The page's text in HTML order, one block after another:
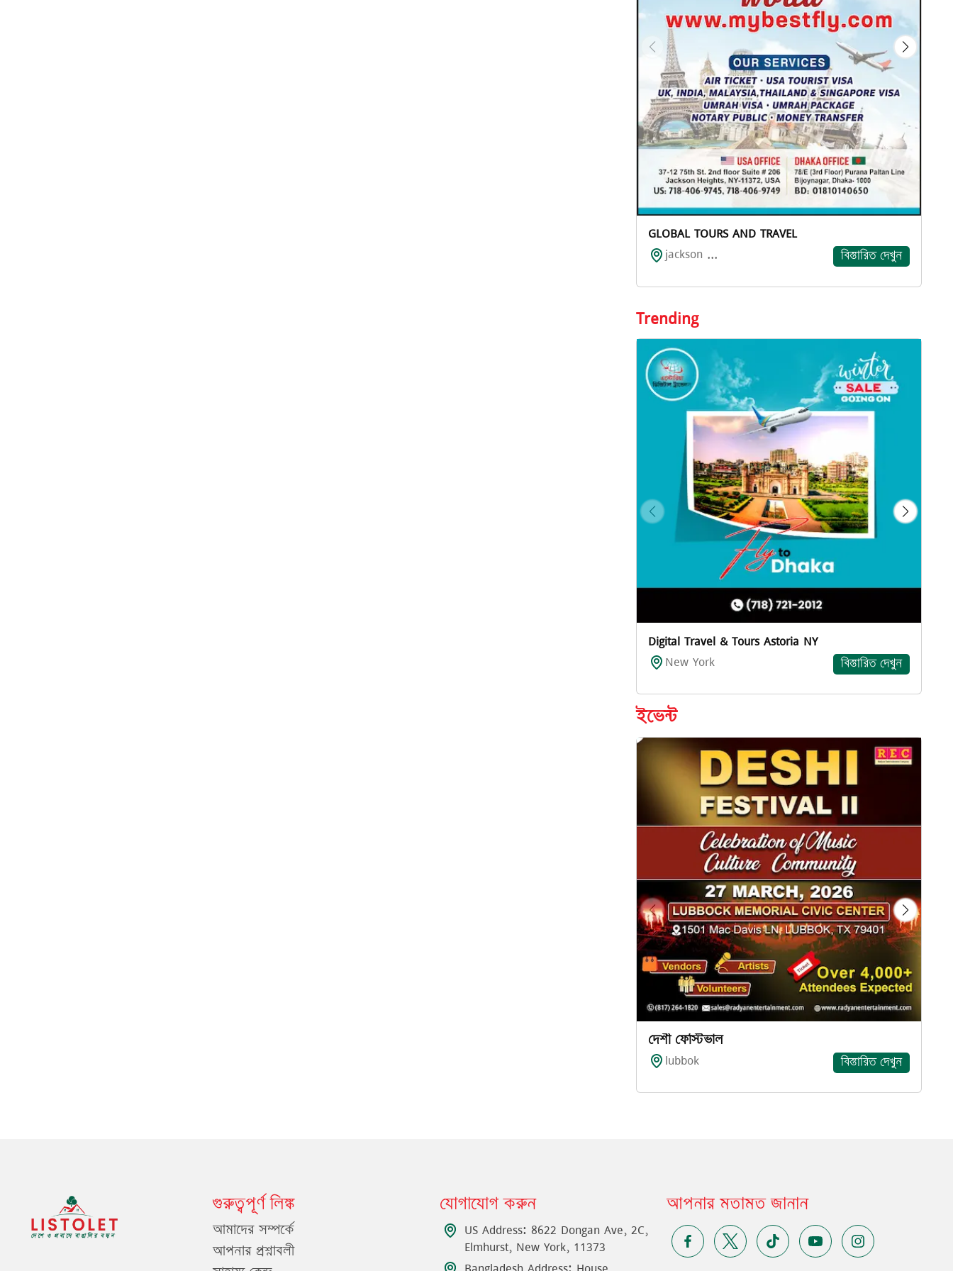
GLOBAL TOURS AND TRAVEL
jackson ...
বিস্তারিত দেখুন
Trending
Digital Travel & Tours Astoria NY
New York
বিস্তারিত দেখুন
ইভেন্ট
দেশী ফেস্টিভাল
lubbok
বিস্তারিত দেখুন
গুরুত্বপূর্ণ লিঙ্ক
আমাদের সম্পর্কে
আপনার প্রশ্নাবলী
যোগাযোগ করুন
US Address: 8622 Dongan Ave, 2C,
Elmhurst, New York, 11373
আপনার মতামত জানান